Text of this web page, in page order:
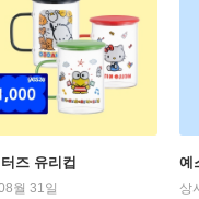
즈 유리컵
월 31일
예
상